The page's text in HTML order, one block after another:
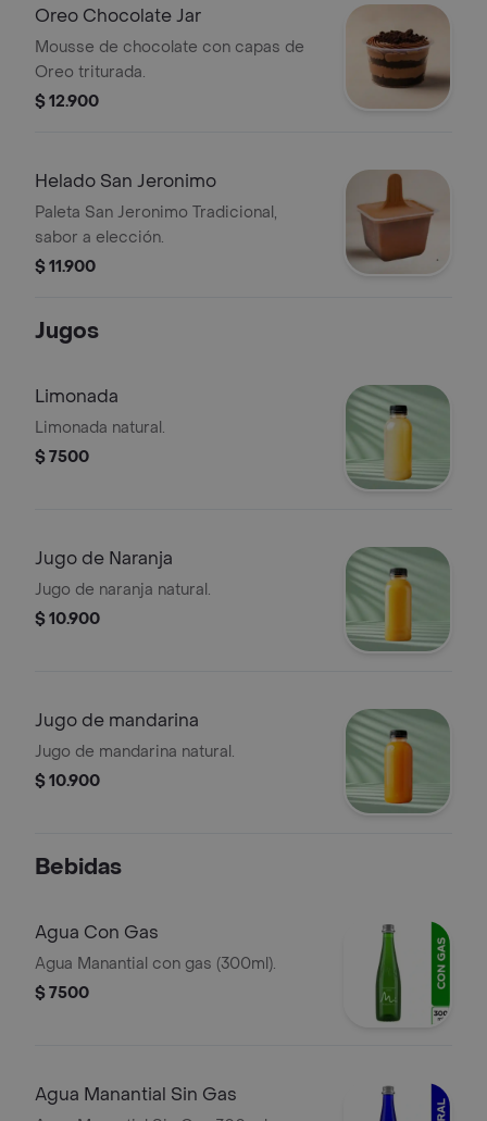
Oreo Chocolate Jar
Mousse de chocolate con capas de
Oreo triturada.
$ 12.900
Helado San Jeronimo
Paleta San Jeronimo Tradicional,
sabor a elección.
$ 11.900
Jugos
Limonada
Limonada natural.
$ 7500
Jugo de Naranja
Jugo de naranja natural.
$ 10.900
Jugo de mandarina
Jugo de mandarina natural.
$ 10.900
Bebidas
Agua Con Gas
Agua Manantial con gas (300ml).
$ 7500
Agua Manantial Sin Gas